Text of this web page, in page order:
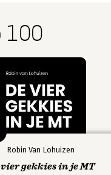
100
Robin Van Lohuizen
vier gekkies in je MT